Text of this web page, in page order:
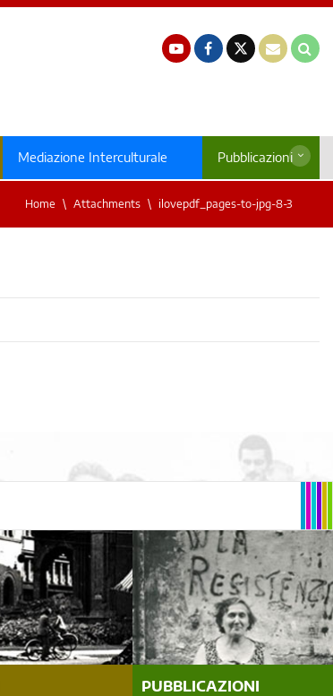
Mediazione Interculturale Pubblicazioni
Home Attachments ilovepdf_pages-to-jpg-8-3
PUBBLICAZIONI